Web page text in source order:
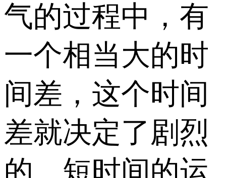
气的过程中，有
一个相当大的时
间差，这个时间
差就决定了剧烈
的、短时间的运